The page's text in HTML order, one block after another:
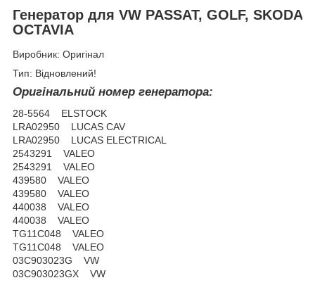
Генератор для VW PASSAT, GOLF, SKODA
OCTAVIA
Виробник: Оригінал
Тип: Відновлений!
Оригінальний номер генератора:
28-5564 ELSTOCK
LRA02950 LUCAS CAV
LRA02950 LUCAS ELECTRICAL
2543291 VALEO
2543291 VALEO
439580 VALEO
439580 VALEO
440038 VALEO
440038 VALEO
TG11C048 VALEO
TG11C048 VALEO
03C903023G VW
03C903023GX VW